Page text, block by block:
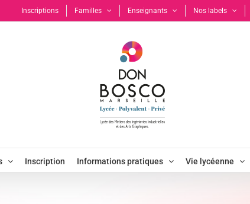
Inscriptions Familles Enseignants Nos labels
Inscription Informations pratiques Vie lycéenne